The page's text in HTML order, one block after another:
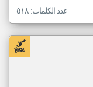
عدد الكلمات: ٥١٨